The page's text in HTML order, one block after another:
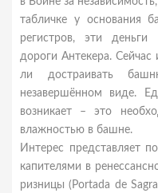
табличке у основания
регистров, эти
дороги Антекера.
ли достраивать
незавершённом виде.
возникает – это
влажностью в башне.
Интерес представляет
капителями в
ризницы (Portada de